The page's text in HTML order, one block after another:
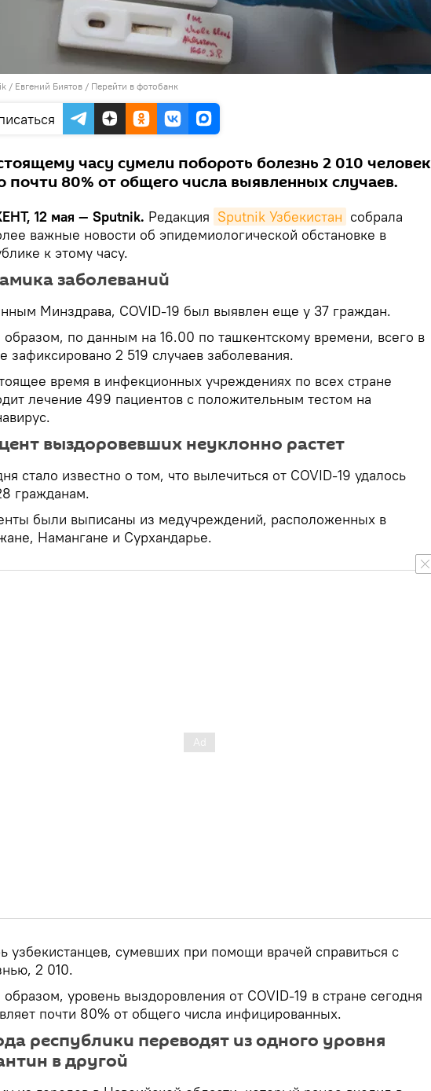
/ Евгений Биятов / Перейти в фотобанк
часу сумели побороть болезнь 2 010 человек
почти 80% от общего числа выявленных случаев.
12 мая — Sputnik. Редакция Sputnik Узбекистан собрала
важные новости об эпидемиологической обстановке в
к этому часу.
заболеваний
Минздрава, COVID-19 был выявлен еще у 37 граждан.
образом, по данным на 16.00 по ташкентскому времени, всего в
зафиксировано 2 519 случаев заболевания.
время в инфекционных учреждениях по всех стране
лечение 499 пациентов с положительным тестом на
выздоровевших неуклонно растет
стало известно о том, что вылечиться от COVID-19 удалось
гражданам.
были выписаны из медучреждений, расположенных в
Намангане и Сурхандарье.
узбекистанцев, сумевших при помощи врачей справиться с
2 010.
образом, уровень выздоровления от COVID-19 в стране сегодня
почти 80% от общего числа инфицированных.
республики переводят из одного уровня
в другой